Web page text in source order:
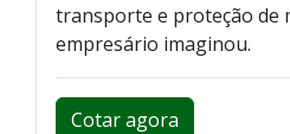
transporte e proteção de
empresário imaginou.
Cotar agora